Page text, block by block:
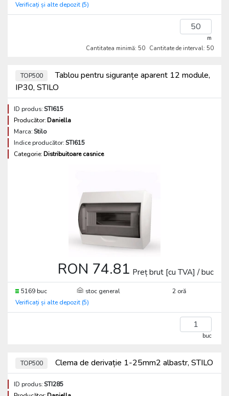
Verificați și alte depozit (5)
m
Cantitatea minimă: 50 Cantitate de interval: 50
TOP500
Tablou pentru siguranțe aparent 12 module,
IP30, STILO
ID produs:STI615
Producător:Daniella
Marca:Stilo
Indice producător:STI615
Categorie:Distribuitoare casnice
RON 74.81 Preț brut [cu TVA] / buc
5169 buc stoc general
2 oră
Verificați și alte depozit (5)
buc
TOP500 Clema de derivație 1-25mm2 albastr, STILO
ID produs:STI285